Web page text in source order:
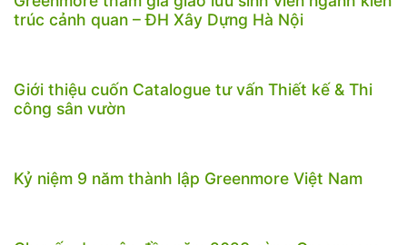
trúc cảnh quan – ĐH Xây Dựng Hà Nội
Giới thiệu cuốn Catalogue tư vấn Thiết kế & Thi
công sân vườn
Kỷ niệm 9 năm thành lập Greenmore Việt Nam